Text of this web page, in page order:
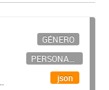
GÉNERO
PERSONAL CIENTÍFICO-TECNOLÓGICO
json